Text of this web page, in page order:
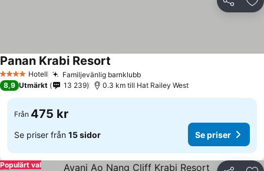
Dela
4 StjärnorHotell Familjevänlig barnklubbSe priser
Panan Krabi Resort
8,9 Utmärkt 13 239 0.3 km till Hat Railey West
Från 475 kr
Se priser från 15 sidor Se priser
Populärt val